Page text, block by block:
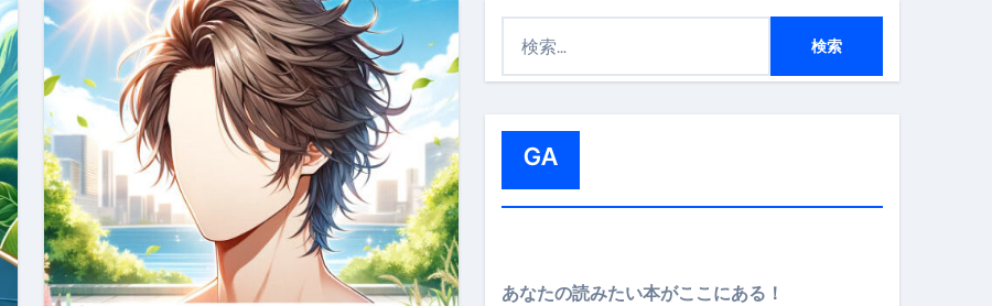
間・記憶・名言・人生哲学から読み解く生き方
査定は危険？情報収集との関係と見分け方を解説
｜最新観測データと前兆現象を徹底解説【2026】
震の関連性は？
」取り扱い開始＆リリース記念キャンペーン【ムームードメイン】
イン」がもらえる超お得アプリ
かるのか？勘定科目・仕訳・申告書記載方法
GA
あなたの読みたい本がここにある！